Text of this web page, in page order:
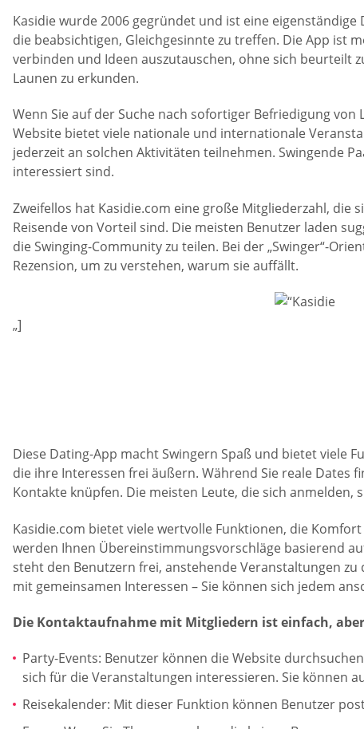
Kasidie wurde 2006 gegründet und ist eine
die beabsichtigen, Gleichgesinnte zu treffen. Die App ist
verbinden und Ideen auszutauschen, ohne sich beurteilt
Launen zu erkunden.
Wenn Sie auf der Suche nach sofortiger Befriedigung
Website bietet viele nationale und internationale
jederzeit an solchen Aktivitäten teilnehmen. Swingende
interessiert sind.
Zweifellos hat Kasidie.com eine große Mitgliederzahl,
Reisende von Vorteil sind. Die meisten Benutzer laden
die Swinging-Community zu teilen. Bei der „Swinger“-
Rezension, um zu verstehen, warum sie auffällt.
„]
Diese Dating-App macht Swingern Spaß und bietet viele
die ihre Interessen frei äußern. Während Sie reale Dates
Kontakte knüpfen. Die meisten Leute, die sich
Kasidie.com bietet viele wertvolle Funktionen, die
werden Ihnen Übereinstimmungsvorschläge basierend
steht den Benutzern frei, anstehende Veranstaltungen
mit gemeinsamen Interessen – Sie können sich jedem
Die Kontaktaufnahme mit Mitgliedern ist einfach,
Party-Events: Benutzer können die Website
sich für die Veranstaltungen interessieren. Sie können
Reisekalender: Mit dieser Funktion können Benutzer